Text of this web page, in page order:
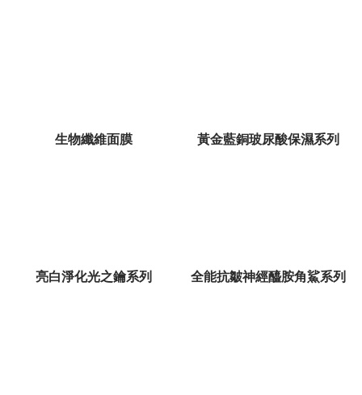
生物纖維面膜 黃金藍銅玻尿酸保濕系列
亮白淨化光之鑰系列 全能抗皺神經醯胺角鯊系列